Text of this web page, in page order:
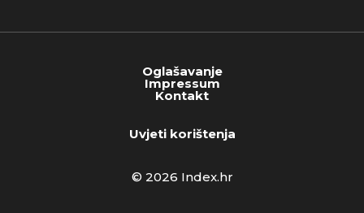
Oglašavanje
Impressum
Kontakt
Uvjeti korištenja
© 2026 Index.hr